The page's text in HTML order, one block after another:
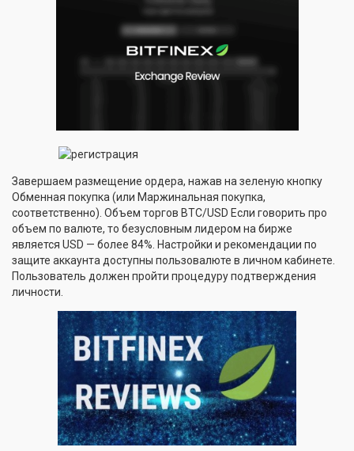
Завершаем размещение ордера, нажав на зеленую кнопку
Обменная покупка (или Маржинальная покупка,
соответственно). Объем торгов BTC/USD Если говорить про
объем по валюте, то безусловным лидером на бирже
является USD — более 84%. Настройки и рекомендации по
защите аккаунта доступны пользовалюте в личном кабинете.
Пользователь должен пройти процедуру подтверждения
личности.